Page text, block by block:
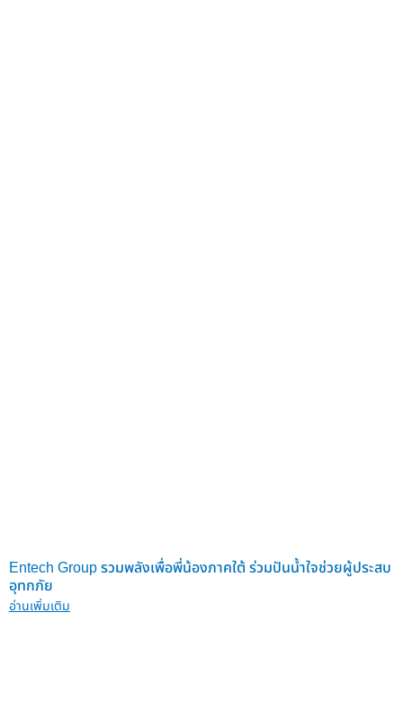
Entech Group รวมพลังเพื่อพี่น้องภาคใต้ ร่วมปันน้ำใจช่วยผู้ประสบ
อุทกภัย
อ่านเพิ่มเติม